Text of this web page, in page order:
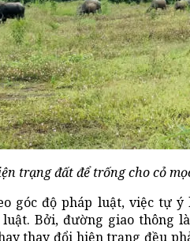
trạng đất để trống cho cỏ
góc độ pháp luật, việc tự
Bởi, đường giao thông
thay đổi hiện trạng đều